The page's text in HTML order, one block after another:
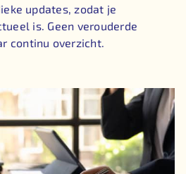
updates, zodat je
is. Geen verouderde
continu overzicht.